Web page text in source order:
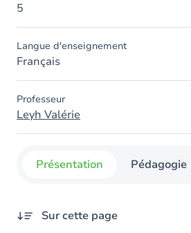
5
Langue d'enseignement
Français
Professeur
Leyh Valérie
Présentation Pédagogie
Sur cette page